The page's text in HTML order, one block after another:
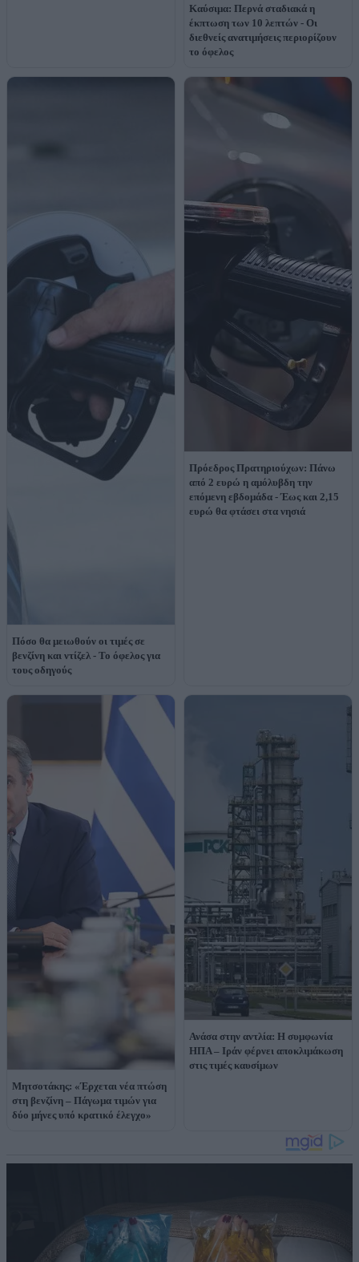
Kαύσιμα: Περνά σταδιακά η
έκπτωση των 10 λεπτών - Oι
διεθνείς ανατιμήσεις περιορίζουν
το όφελος
Πόσο θα μειωθούν οι τιμές σε
βενζίνη και ντίζελ - Το όφελος για
τους οδηγούς
Πρόεδρος Πρατηριούχων: Πάνω
από 2 ευρώ η αμόλυβδη την
επόμενη εβδομάδα - Έως και 2,15
ευρώ θα φτάσει στα νησιά
Μητσοτάκης: «Έρχεται νέα πτώση
στη βενζίνη – Πάγωμα τιμών για
δύο μήνες υπό κρατικό έλεγχο»
Ανάσα στην αντλία: Η συμφωνία
ΗΠΑ – Ιράν φέρνει αποκλιμάκωση
στις τιμές καυσίμων